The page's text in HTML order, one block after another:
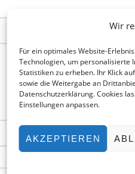
Wir
Für ein optimales Website-
Technologien, um personalisierte
Statistiken zu erheben. Ihr Klick
sowie die Weitergabe an
Datenschutzerklärung. Cookies
Einstellungen anpassen.
AKZEPTIEREN